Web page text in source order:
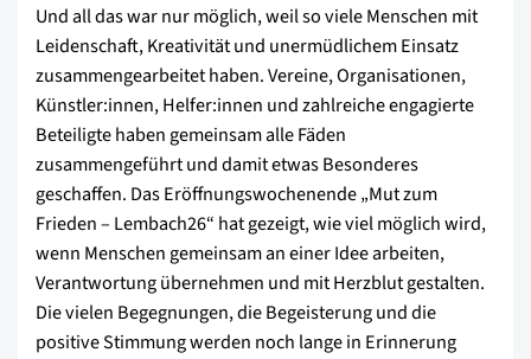
Und all das war nur möglich, weil so viele Menschen mit
Leidenschaft, Kreativität und unermüdlichem Einsatz
zusammengearbeitet haben. Vereine, Organisationen,
Künstler:innen, Helfer:innen und zahlreiche engagierte
Beteiligte haben gemeinsam alle Fäden
zusammengeführt und damit etwas Besonderes
geschaffen. Das Eröffnungswochenende „Mut zum
Frieden – Lembach26“ hat gezeigt, wie viel möglich wird,
wenn Menschen gemeinsam an einer Idee arbeiten,
Verantwortung übernehmen und mit Herzblut gestalten.
Die vielen Begegnungen, die Begeisterung und die
positive Stimmung werden noch lange in Erinnerung